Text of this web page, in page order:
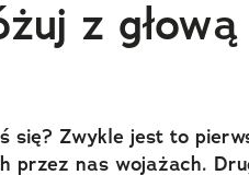
z
się? Zwykle jest to
przez nas wojażach.